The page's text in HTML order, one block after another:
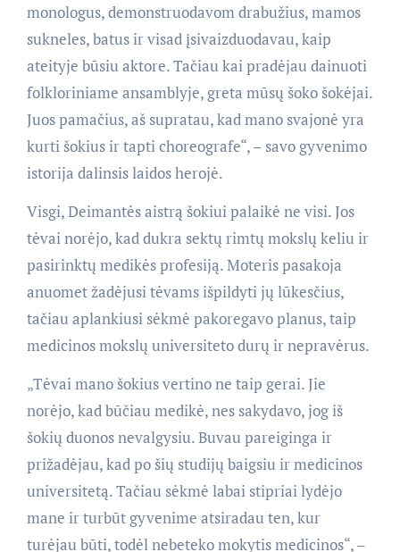
monologus, demonstruodavom drabužius, mamos
sukneles, batus ir visad įsivaizduodavau, kaip
ateityje būsiu aktore. Tačiau kai pradėjau dainuoti
folkloriniame ansamblyje, greta mūsų šoko šokėjai.
Juos pamačius, aš supratau, kad mano svajonė yra
kurti šokius ir tapti choreografe“, – savo gyvenimo
istorija dalinsis laidos herojė.
Visgi, Deimantės aistrą šokiui palaikė ne visi. Jos
tėvai norėjo, kad dukra sektų rimtų mokslų keliu ir
pasirinktų medikės profesiją. Moteris pasakoja
anuomet žadėjusi tėvams išpildyti jų lūkesčius,
tačiau aplankiusi sėkmė pakoregavo planus, taip
medicinos mokslų universiteto durų ir nepravėrus.
„Tėvai mano šokius vertino ne taip gerai. Jie
norėjo, kad būčiau medikė, nes sakydavo, jog iš
šokių duonos nevalgysiu. Buvau pareiginga ir
prižadėjau, kad po šių studijų baigsiu ir medicinos
universitetą. Tačiau sėkmė labai stipriai lydėjo
mane ir turbūt gyvenime atsiradau ten, kur
turėjau būti, todėl nebeteko mokytis medicinos“, –